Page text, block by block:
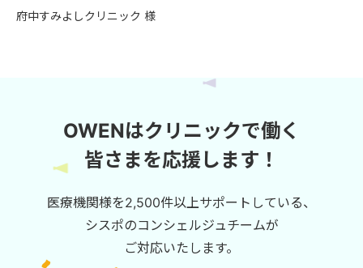
府中すみよしクリニック 様
OWENはクリニックで働く
皆さまを応援します！
医療機関様を2,500件以上サポートしている、
シスポのコンシェルジュチームが
ご対応いたします。